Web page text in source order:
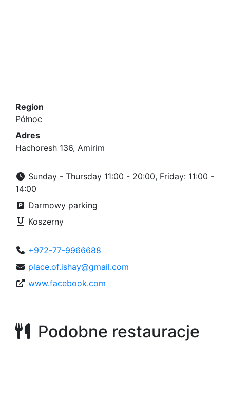
Region
Północ
Adres
Hachoresh 136, Amirim
Sunday - Thursday 11:00 - 20:00, Friday: 11:00 -
14:00
Darmowy parking
Koszerny
+972-77-9966688
place.of.ishay@gmail.com
www.facebook.com
Podobne restauracje